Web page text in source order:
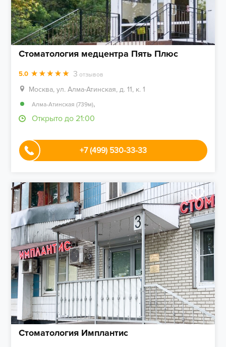
Стоматология медцентра Пять Плюс
5.0 3 отзывов
Москва, ул. Алма-Атинская, д. 11, к. 1
Алма-Атинская (739м),
Открыто до 21:00
+7 (499) 530-33-33
Стоматология Имплантис